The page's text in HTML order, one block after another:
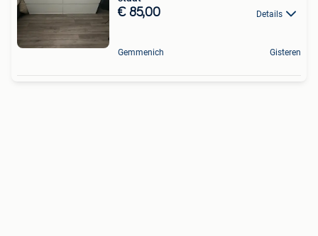
€ 85,00 Details
Gemmenich Gisteren